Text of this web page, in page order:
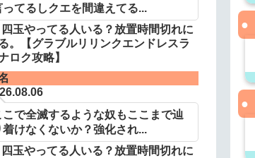
ってるしクエを間違えてる...
四玉やってる人いる？放置時間切れに
。【グラブルリリンクエンドレスラ
ロク攻略】
こで全滅するような奴もここまで辿
着けなくないか？強化され...
四玉やってる人いる？放置時間切れに